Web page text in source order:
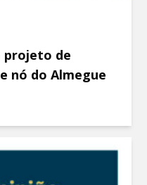
projeto de
nó do Almegue